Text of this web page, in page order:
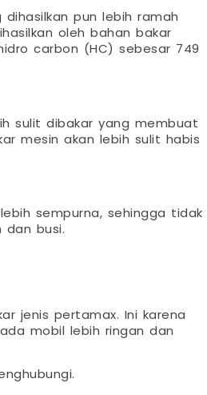
pun lebih ramah
oleh bahan bakar
carbon (HC) sebesar 749
sulit dibakar yang membuat
mesin akan lebih sulit habis
sempurna, sehingga tidak
dan busi.
jenis pertamax. Ini karena
mobil lebih ringan dan